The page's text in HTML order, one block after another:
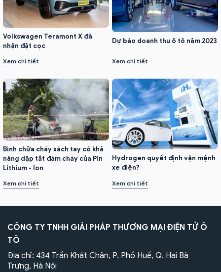
Volkswagen Teramont X đã
nhận đặt cọc
Xem chi tiết
Dự báo doanh thu ô tô năm 2023
Xem chi tiết
Bình chữa cháy xách tay có khả
năng dập tắt đám cháy của Pin
Lithium - Ion
Xem chi tiết
Hydrogen quyết định vận mệnh
xe điện?
Xem chi tiết
CÔNG TY TNHH GIẢI PHÁP THƯƠNG MẠI ĐIỆN TỬ Ô
TÔ
Địa chỉ: 434 Trần Khát Chân, P. Phố Huế, Q. Hai Bà
Trưng, Hà Nội